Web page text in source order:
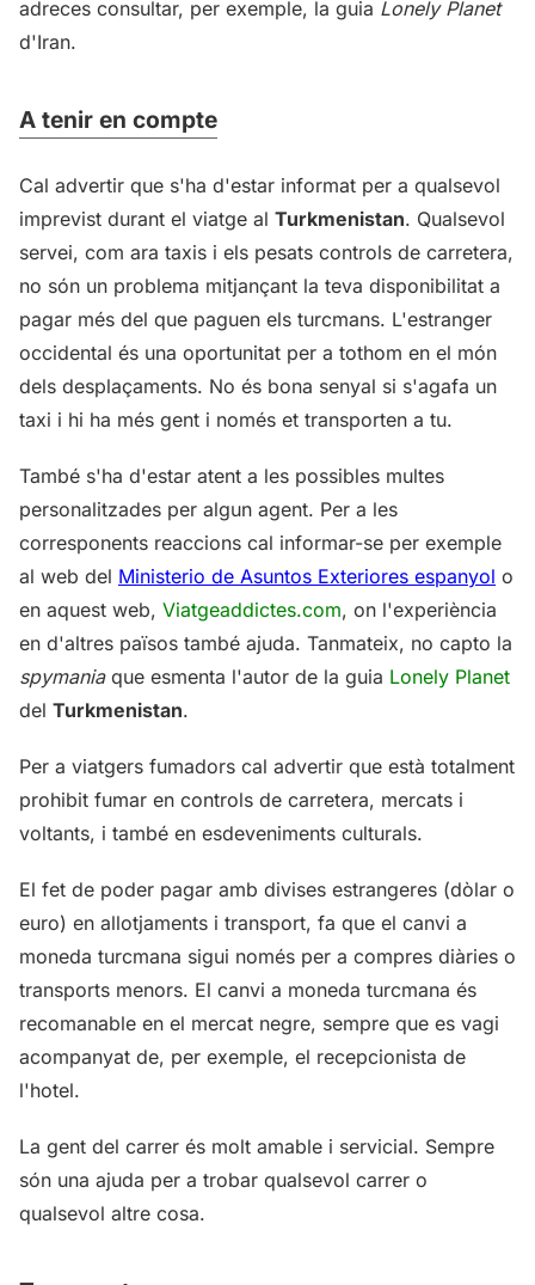
adreces consultar, per exemple, la guia Lonely Planet
d'Iran.
A tenir en compte
Cal advertir que s'ha d'estar informat per a qualsevol
imprevist durant el viatge al Turkmenistan. Qualsevol
servei, com ara taxis i els pesats controls de carretera,
no són un problema mitjançant la teva disponibilitat a
pagar més del que paguen els turcmans. L'estranger
occidental és una oportunitat per a tothom en el món
dels desplaçaments. No és bona senyal si s'agafa un
taxi i hi ha més gent i només et transporten a tu.
També s'ha d'estar atent a les possibles multes
personalitzades per algun agent. Per a les
corresponents reaccions cal informar-se per exemple
al web del Ministerio de Asuntos Exteriores espanyol o
en aquest web, Viatgeaddictes.com, on l'experiència
en d'altres països també ajuda. Tanmateix, no capto la
spymaniaque esmenta l'autor de la guia Lonely Planet
del Turkmenistan.
Per a viatgers fumadors cal advertir que està totalment
prohibit fumar en controls de carretera, mercats i
voltants, i també en esdeveniments culturals.
El fet de poder pagar amb divises estrangeres (dòlar o
euro) en allotjaments i transport, fa que el canvi a
moneda turcmana sigui només per a compres diàries o
transports menors. El canvi a moneda turcmana és
recomanable en el mercat negre, sempre que es vagi
acompanyat de, per exemple, el recepcionista de
l'hotel.
La gent del carrer és molt amable i servicial. Sempre
són una ajuda per a trobar qualsevol carrer o
qualsevol altre cosa.